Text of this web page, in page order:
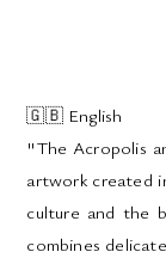
🇬🇧 English
"The Acropolis
artwork created
culture and the
combines